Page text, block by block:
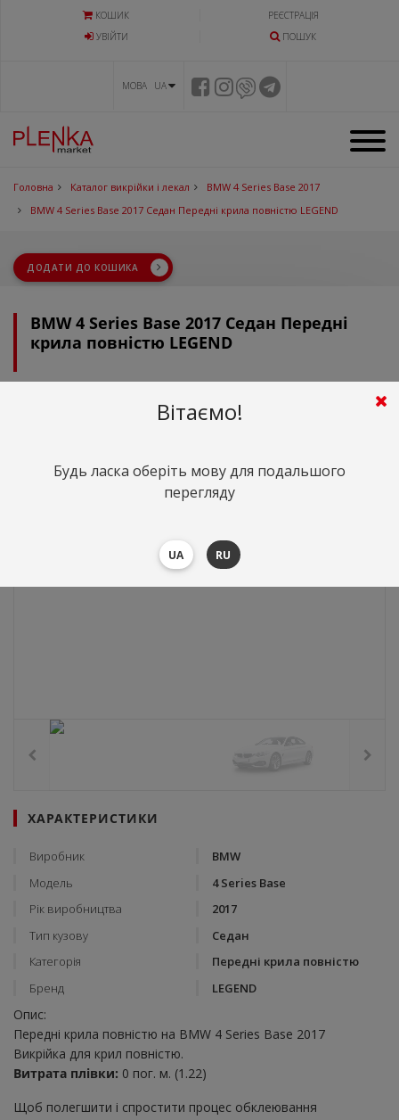
КОШИК
РЕЄСТРАЦІЯ
УВIЙТИ
ПОШУК
МОВА UA
Головна Каталог викрійки і лекал
BMW 4 Series Base 2017
BMW 4 Series Base 2017 Седан Передні крила повністю LEGEND
ДОДАТИ ДО КОШИКА
BMW 4 Series Base 2017 Седан Передні
крила повністю LEGEND
грн.($0)
ХАРАКТЕРИСТИКИ
Виробник
BMW
Модель
4 Series Base
Рік виробництва
2017
Тип кузову
Седан
Категорія
Передні крила повністю
Бренд
LEGEND
Опис:
Передні крила повністю на BMW 4 Series Base 2017
Викрійка для крил повністю.
Витрата плівки: 0 пог. м. (1.22)
Щоб полегшити і спростити процес обклеювання
Вітаємо!
Будь ласка оберіть мову для подальшого
перегляду
UA RU